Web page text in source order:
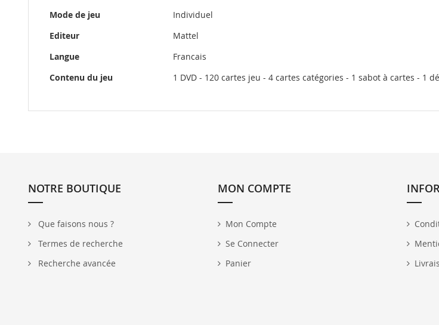
Mode de jeu
Individuel
Editeur
Mattel
Langue
Francais
Contenu du jeu
1 DVD - 120 cartes jeu - 4 cartes catégories - 1 sabot à cartes - 1
NOTRE BOUTIQUE
Que faisons nous ?
Termes de recherche
Recherche avancée
MON COMPTE
Mon Compte
Se Connecter
Panier